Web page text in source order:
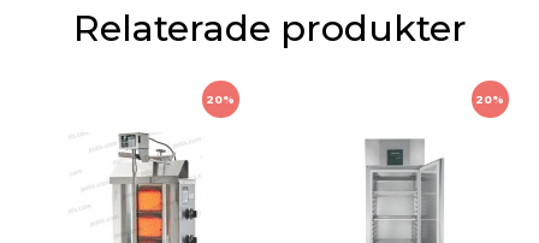
Relaterade produkter
20% 20%